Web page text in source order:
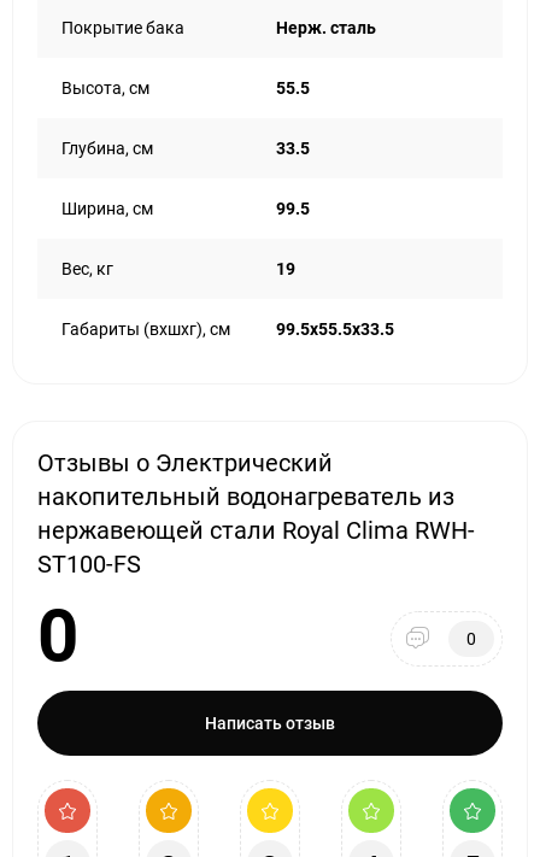
Покрытие бака Нерж. сталь
Высота, см 55.5
Глубина, см 33.5
Ширина, см 99.5
Вес, кг 19
Габариты (вхшхг), см 99.5x55.5x33.5
Отзывы о Электрический
накопительный водонагреватель из
нержавеющей стали Royal Clima RWH-
ST100-FS
0 0
Написать отзыв